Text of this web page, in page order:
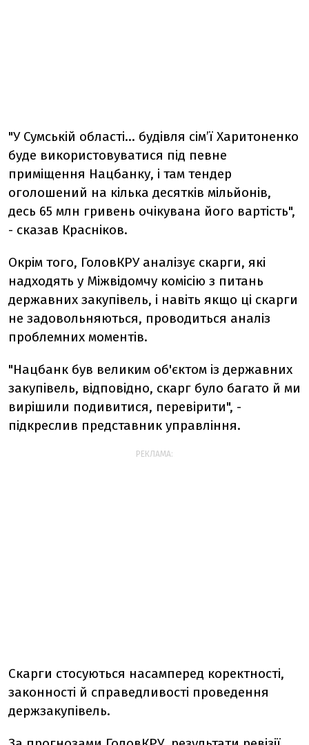
"У Сумській області... будівля сім’ї Харитоненко
буде використовуватися під певне
приміщення Нацбанку, і там тендер
оголошений на кілька десятків мільйонів,
десь 65 млн гривень очікувана його вартість",
- сказав Красніков.
Окрім того, ГоловКРУ аналізує скарги, які
надходять у Міжвідомчу комісію з питань
державних закупівель, і навіть якщо ці скарги
не задовольняються, проводиться аналіз
проблемних моментів.
"Нацбанк був великим об'єктом із державних
закупівель, відповідно, скарг було багато й ми
вирішили подивитися, перевірити", -
підкреслив представник управління.
РЕКЛАМА:
Скарги стосуються насамперед коректності,
законності й справедливості проведення
держзакупівель.